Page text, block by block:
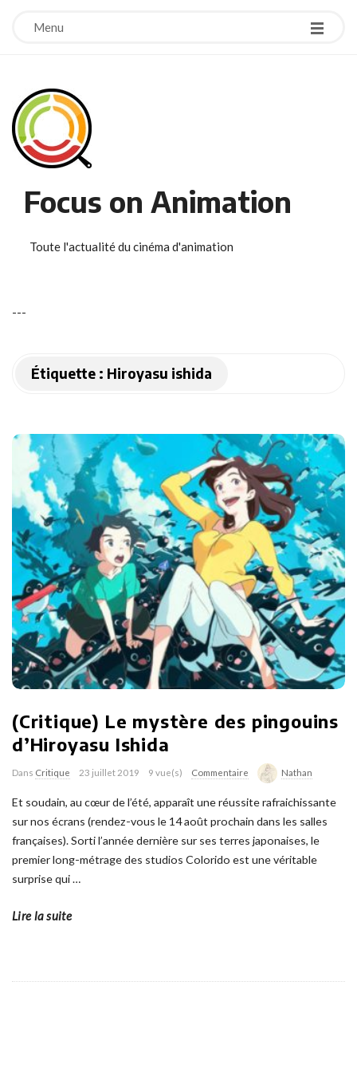
Menu
Focus on Animation
Toute l'actualité du cinéma d'animation
---
Étiquette : Hiroyasu ishida
(Critique) Le mystère des pingouins
d’Hiroyasu Ishida
Dans Critique 23 juillet 2019 9 vue(s) Commentaire Nathan
Et soudain, au cœur de l’été, apparaît une réussite rafraichissante
sur nos écrans (rendez-vous le 14 août prochain dans les salles
françaises). Sorti l’année dernière sur ses terres japonaises, le
premier long-métrage des studios Colorido est une véritable
surprise qui…
Lire la suite